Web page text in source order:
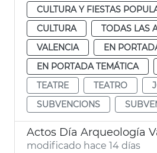
CULTURA Y FIESTAS
CULTURA
TODAS LAS
VALENCIA
EN
EN PORTADA TEMÁTICA
TEATRE
TEATRO
SUBVENCIONS
Actos Día Arqueología
modificado hace 14 días